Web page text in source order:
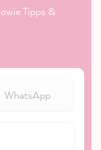
Tipps &
WhatsApp